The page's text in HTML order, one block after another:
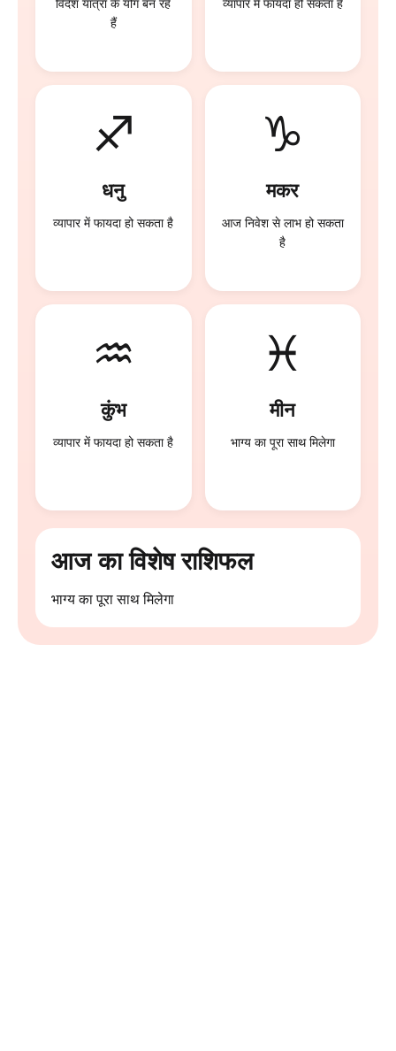
विदेश यात्रा के योग बन रहे
हैं
व्यापार में फायदा हो सकता है
♐
धनु
व्यापार में फायदा हो सकता है
♑
मकर
आज निवेश से लाभ हो सकता
है
♒
कुंभ
व्यापार में फायदा हो सकता है
♓
मीन
भाग्य का पूरा साथ मिलेगा
आज का विशेष राशिफल
भाग्य का पूरा साथ मिलेगा